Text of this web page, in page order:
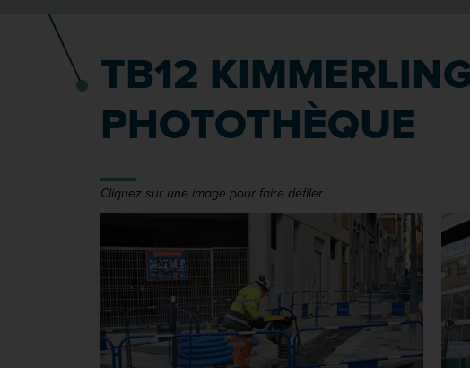
TB12
PHOTOTHÈQUE
Cliquez sur une image pour faire défiler